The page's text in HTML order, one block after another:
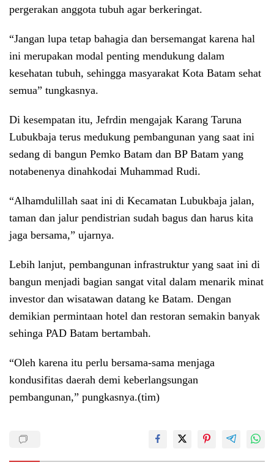
pergerakan anggota tubuh agar berkeringat.
“Jangan lupa tetap bahagia dan bersemangat karena hal
ini merupakan modal penting mendukung dalam
kesehatan tubuh, sehingga masyarakat Kota Batam sehat
semua” tungkasnya.
Di kesempatan itu, Jefrdin mengajak Karang Taruna
Lubukbaja terus medukung pembangunan yang saat ini
sedang di bangun Pemko Batam dan BP Batam yang
notabenenya dinahkodai Muhammad Rudi.
“Alhamdulillah saat ini di Kecamatan Lubukbaja jalan,
taman dan jalur pendistrian sudah bagus dan harus kita
jaga bersama,” ujarnya.
Lebih lanjut, pembangunan infrastruktur yang saat ini di
bangun menjadi bagian sangat vital dalam menarik minat
investor dan wisatawan datang ke Batam. Dengan
demikian permintaan hotel dan restoran semakin banyak
sehinga PAD Batam bertambah.
“Oleh karena itu perlu bersama-sama menjaga
kondusifitas daerah demi keberlangsungan
pembangunan,” pungkasnya.(tim)